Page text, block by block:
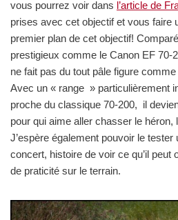
vous pourrez voir dans l’article de
prises avec cet objectif et vous faire
premier plan de cet objectif!
prestigieux comme le Canon EF 70-
ne fait pas du tout pâle figure comme
Avec un « range » particulièrement
proche du classique 70-200, il
pour qui aime aller chasser le héron,
J’espère également pouvoir le tester
concert, histoire de voir ce qu’il peut
de praticité sur le terrain.